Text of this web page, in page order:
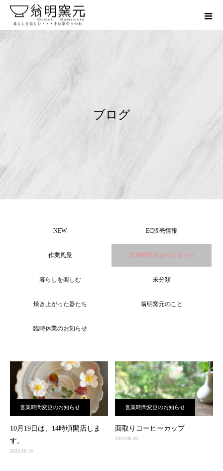
ブロ グ
NEW EC販売情報
作業風景 営業時間変更のお知らせ
暮らしを楽しむ 未分類
焼き上がった器たち 翁明窯元のこと
臨時休業のお知らせ
営業時間変更のお知らせ
10月19日は、14時頃開店しま
す。
2024.10.18
営業時間変更のお知らせ
面取りコーヒーカップ
2024.06.28